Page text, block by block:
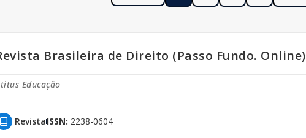
Brasileira de Direito (Passo Fundo. Online)
Educação
RevistaISSN: 2238-0604